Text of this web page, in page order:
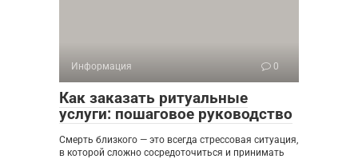
Информация 0
Как заказать ритуальные
услуги: пошаговое руководство
Смерть близкого — это всегда стрессовая ситуация,
в которой сложно сосредоточиться и принимать